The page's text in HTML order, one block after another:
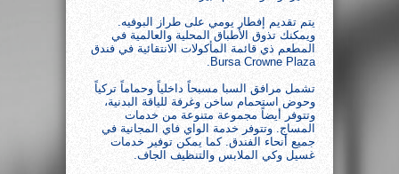
يتم تقديم إفطار يومي على طراز البوفيه.
ويمكنك تذوق الأطباق المحلية والعالمية في
المطعم ذي قائمة المأكولات الانتقائية في فندق
Bursa Crowne Plaza.
تشمل مرافق السبا مسبحاً داخلياً وحماماً تركياً
وحوض استحمام ساخن وغرفة للياقة البدنية،
وتتوفر أيضاً مجموعة متنوعة من خدمات
المساج. وتتوفر خدمة الواي فاي المجانية في
جميع أنحاء الفندق. كما يمكن توفير خدمات
غسيل وكي الملابس والتنظيف الجاف.